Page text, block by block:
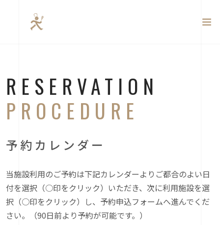
RESERVATION
PROCEDURE
予約カレンダー
当施設利用のご予約は下記カレンダーよりご都合のよい日
付を選択（○印をクリック）いただき、次に利用施設を選
択（○印をクリック）し、予約申込フォームへ進んでくだ
さい。（90日前より予約が可能です。）